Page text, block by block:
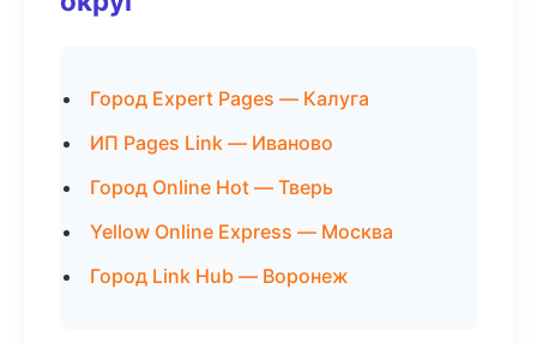
Город Expert Pages — Калуга
ИП Pages Link — Иваново
Город Online Hot — Тверь
Yellow Online Express — Москва
Город Link Hub — Воронеж